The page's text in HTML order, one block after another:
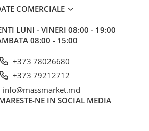
COMERCIALE
LUNI - VINERI 08:00 - 19:00
08:00 - 15:00
+373 78026680
+373 79212712
info@massmarket.md
NE IN SOCIAL MEDIA